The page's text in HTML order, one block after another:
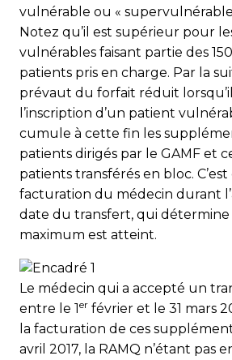
vulnérable ou « supervulnérable
Notez qu’il est supérieur pour
vulnérables faisant partie des
patients pris en charge. Par la
prévaut du forfait réduit
l’inscription d’un patient
cumule à cette fin les
patients dirigés par le GAMF et
patients transférés en bloc.
facturation du médecin durant
date du transfert, qui
maximum est atteint.
Le médecin qui a accepté un
entre le 1er fé­vrier et le 31 mars
la facturation de ces
avril 2017, la RAMQ n’étant pas